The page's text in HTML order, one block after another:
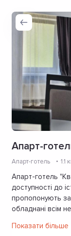
Апарт-
Апарт-готель 1.1
Апарт-готель
доступності до
пропопонують
обладнані всім
Показати більше